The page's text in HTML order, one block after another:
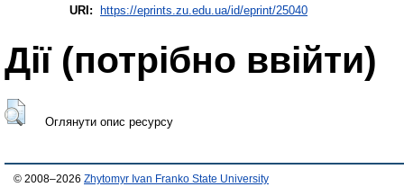
URI:
https://eprints.zu.edu.ua/id/eprint/25040
Дії ​​(потрібно ввійти)
Оглянути опис ресурсу
© 2008–2026 Zhytomyr Ivan Franko State University